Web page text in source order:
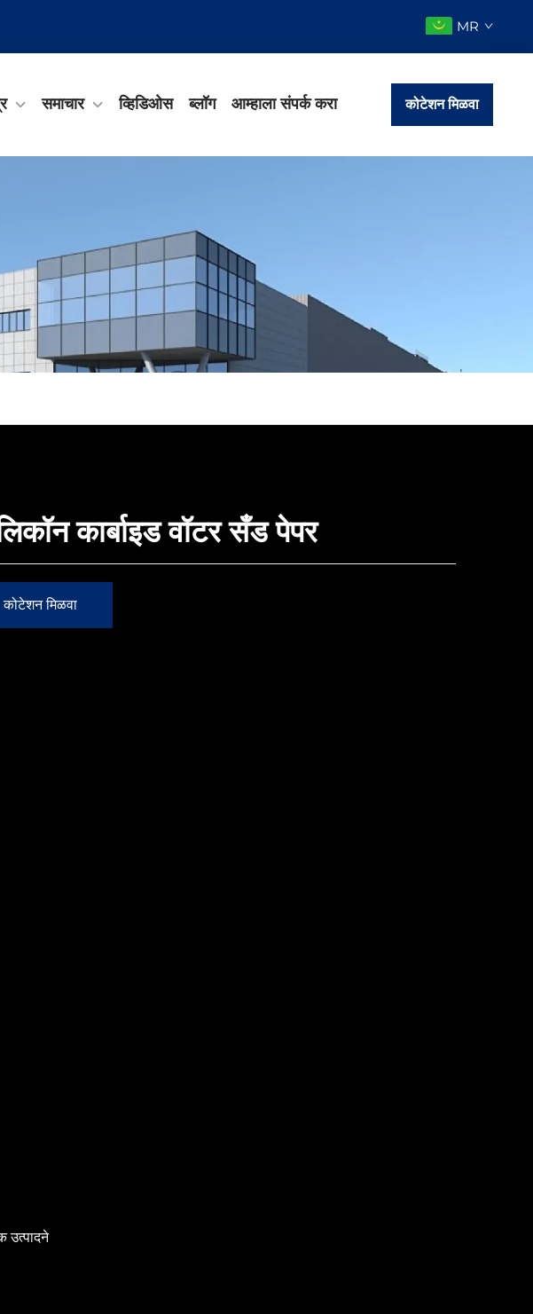
MR
समाचार व्हिडिओस ब्लॉग आम्हाला संपर्क करा कोटेशन मिळवा
कार्बाइड वॉटर सँड पेपर
कोटेशन मिळवा
उत्पादने